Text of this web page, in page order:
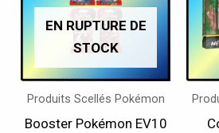
EN RUPTURE DE
STOCK
Produits Scellés Pokémon
Booster Pokémon EV10